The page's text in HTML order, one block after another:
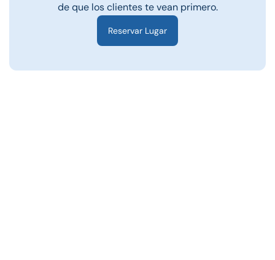
de que los clientes te vean primero.
Reservar Lugar